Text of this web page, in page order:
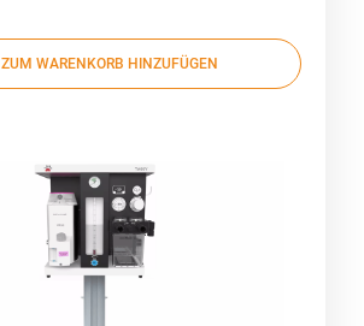
ZUM WARENKORB HINZUFÜGEN